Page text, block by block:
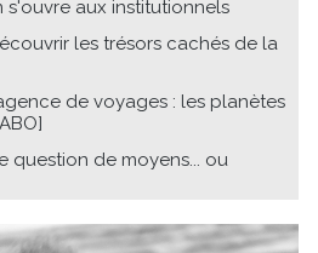
s'ouvre aux institutionnels
les trésors cachés de la
de voyages : les planètes
question de moyens... ou